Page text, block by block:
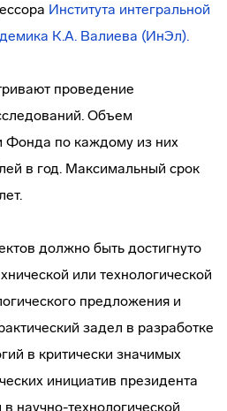
Института интегральной
К.А. Валиева (ИнЭл).
проведение
Объем
Фонда по каждому из них
в год. Максимальный срок
должно быть достигнуто
или технологической
предложения и
задел в разработке
в критически значимых
инициатив президента
научно-технологической